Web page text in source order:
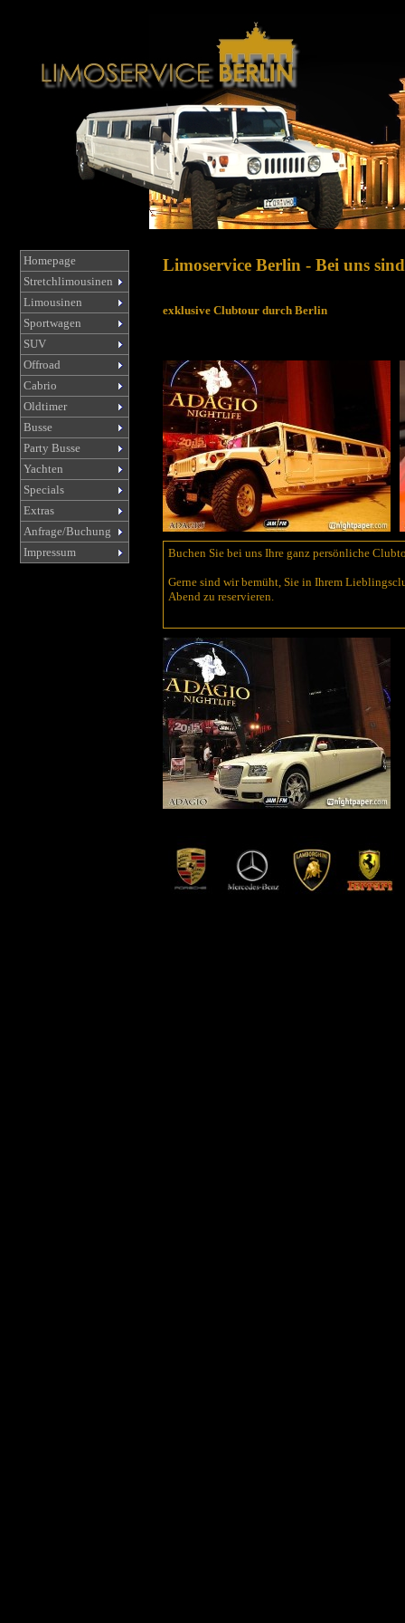
Homepage
Stretchlimousinen
Limousinen
Sportwagen
SUV
Offroad
Cabrio
Oldtimer
Busse
Party Busse
Yachten
Specials
Extras
Anfrage/Buchung
Impressum
Limoservice Berlin - Bei uns
exklusive Clubtour durch Berlin
Buchen Sie bei uns Ihre ganz persönliche
Gerne sind wir bemüht, Sie in Ihrem
Abend zu reservieren.